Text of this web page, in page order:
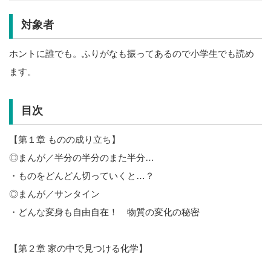
対象者
ホントに誰でも。ふりがなも振ってあるので小学生でも読め
ます。
目次
【第１章 ものの成り立ち】
◎まんが／半分の半分のまた半分…
・ものをどんどん切っていくと…？
◎まんが／サンタイン
・どんな変身も自由自在！ 物質の変化の秘密
【第２章 家の中で見つける化学】